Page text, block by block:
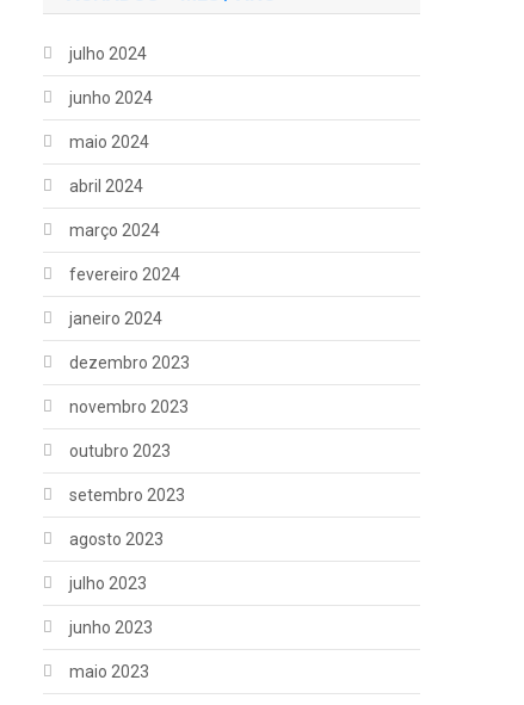
julho 2024
junho 2024
maio 2024
abril 2024
março 2024
fevereiro 2024
janeiro 2024
dezembro 2023
novembro 2023
outubro 2023
setembro 2023
agosto 2023
julho 2023
junho 2023
maio 2023